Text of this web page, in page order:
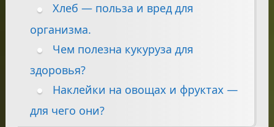
Хлеб — польза и вред для
организма.
Чем полезна кукуруза для
здоровья?
Наклейки на овощах и фруктах —
для чего они?